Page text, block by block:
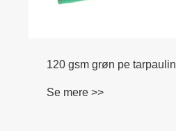
120 gsm grøn pe tarpaulin
Se mere >>